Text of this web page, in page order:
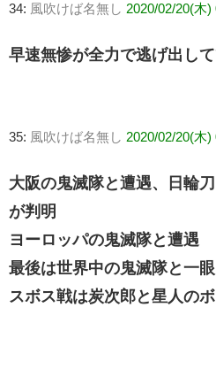
34: 風吹けば名無し 2020/02/20(木
早速無惨が全力で逃げ出し
35: 風吹けば名無し 2020/02/20(木
大阪の鬼滅隊と遭遇、日輪
が判明
ヨーロッパの鬼滅隊と遭遇
最後は世界中の鬼滅隊と一
スボス戦は炭次郎と星人の